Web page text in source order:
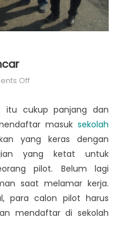
Offon
Jalan
Menjadi
Lancar
itu cukup panjang dan
masuksekolah
yang keras dengan
yang ketat untuk
pilot. Belum lagi
saat melamar kerja.
para calon pilot harus
mendaftar di sekolah